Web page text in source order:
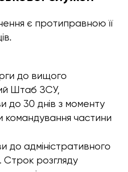
є протиправною її
до вищого
Штаб ЗСУ,
до 30 днів з моменту
командування частини
до адміністративного
Строк розгляду